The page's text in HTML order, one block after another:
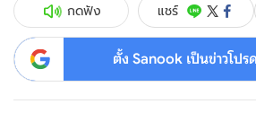
กดฟัง แชร์
ตั้ง Sanook เป็นข่าวโป